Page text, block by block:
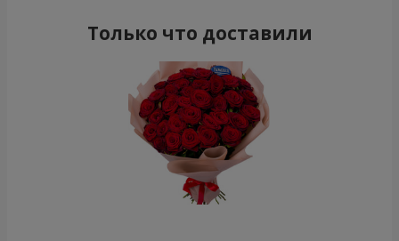
Только что доставили